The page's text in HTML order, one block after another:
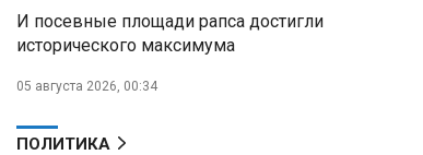
И посевные площади рапса достигли
исторического максимума
05 августа 2026, 00:34
ПОЛИТИКА